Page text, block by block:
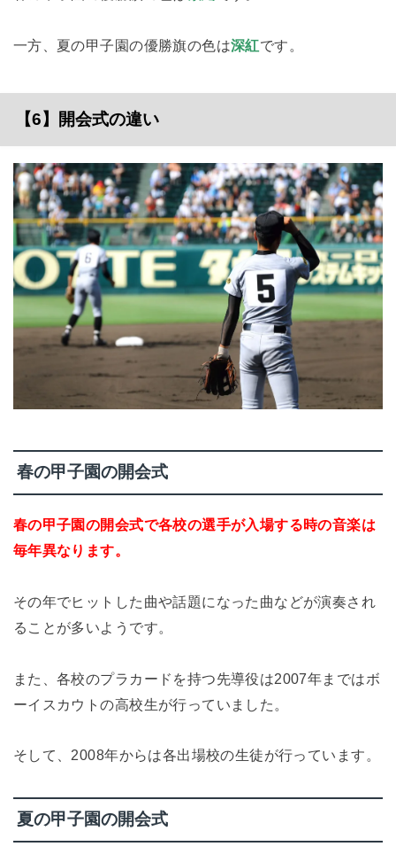
一方、夏の甲子園の優勝旗の色は深紅です。
【6】開会式の違い
春の甲子園の開会式
春の甲子園の開会式で各校の選手が入場する時の音楽は
毎年異なります。
その年でヒットした曲や話題になった曲などが演奏され
ることが多いようです。
また、各校のプラカードを持つ先導役は2007年まではボ
ーイスカウトの高校生が行っていました。
そして、2008年からは各出場校の生徒が行っています。
夏の甲子園の開会式